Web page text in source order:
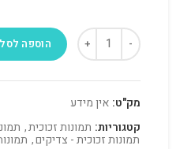
הוספה לסל
מק"ט: אין מידע
קטגוריות: תמונות זכוכית,
תמונות זכוכית - צדיקים,